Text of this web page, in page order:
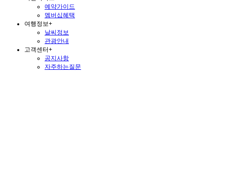
예약가이드
멤버십혜택
여행정보+
날씨정보
관광안내
고객센터+
공지사항
자주하는질문